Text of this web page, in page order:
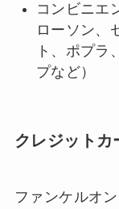
コンビニエ
ローソン、
ト、ポプラ
プなど）
クレジットカ
ファンケルオ